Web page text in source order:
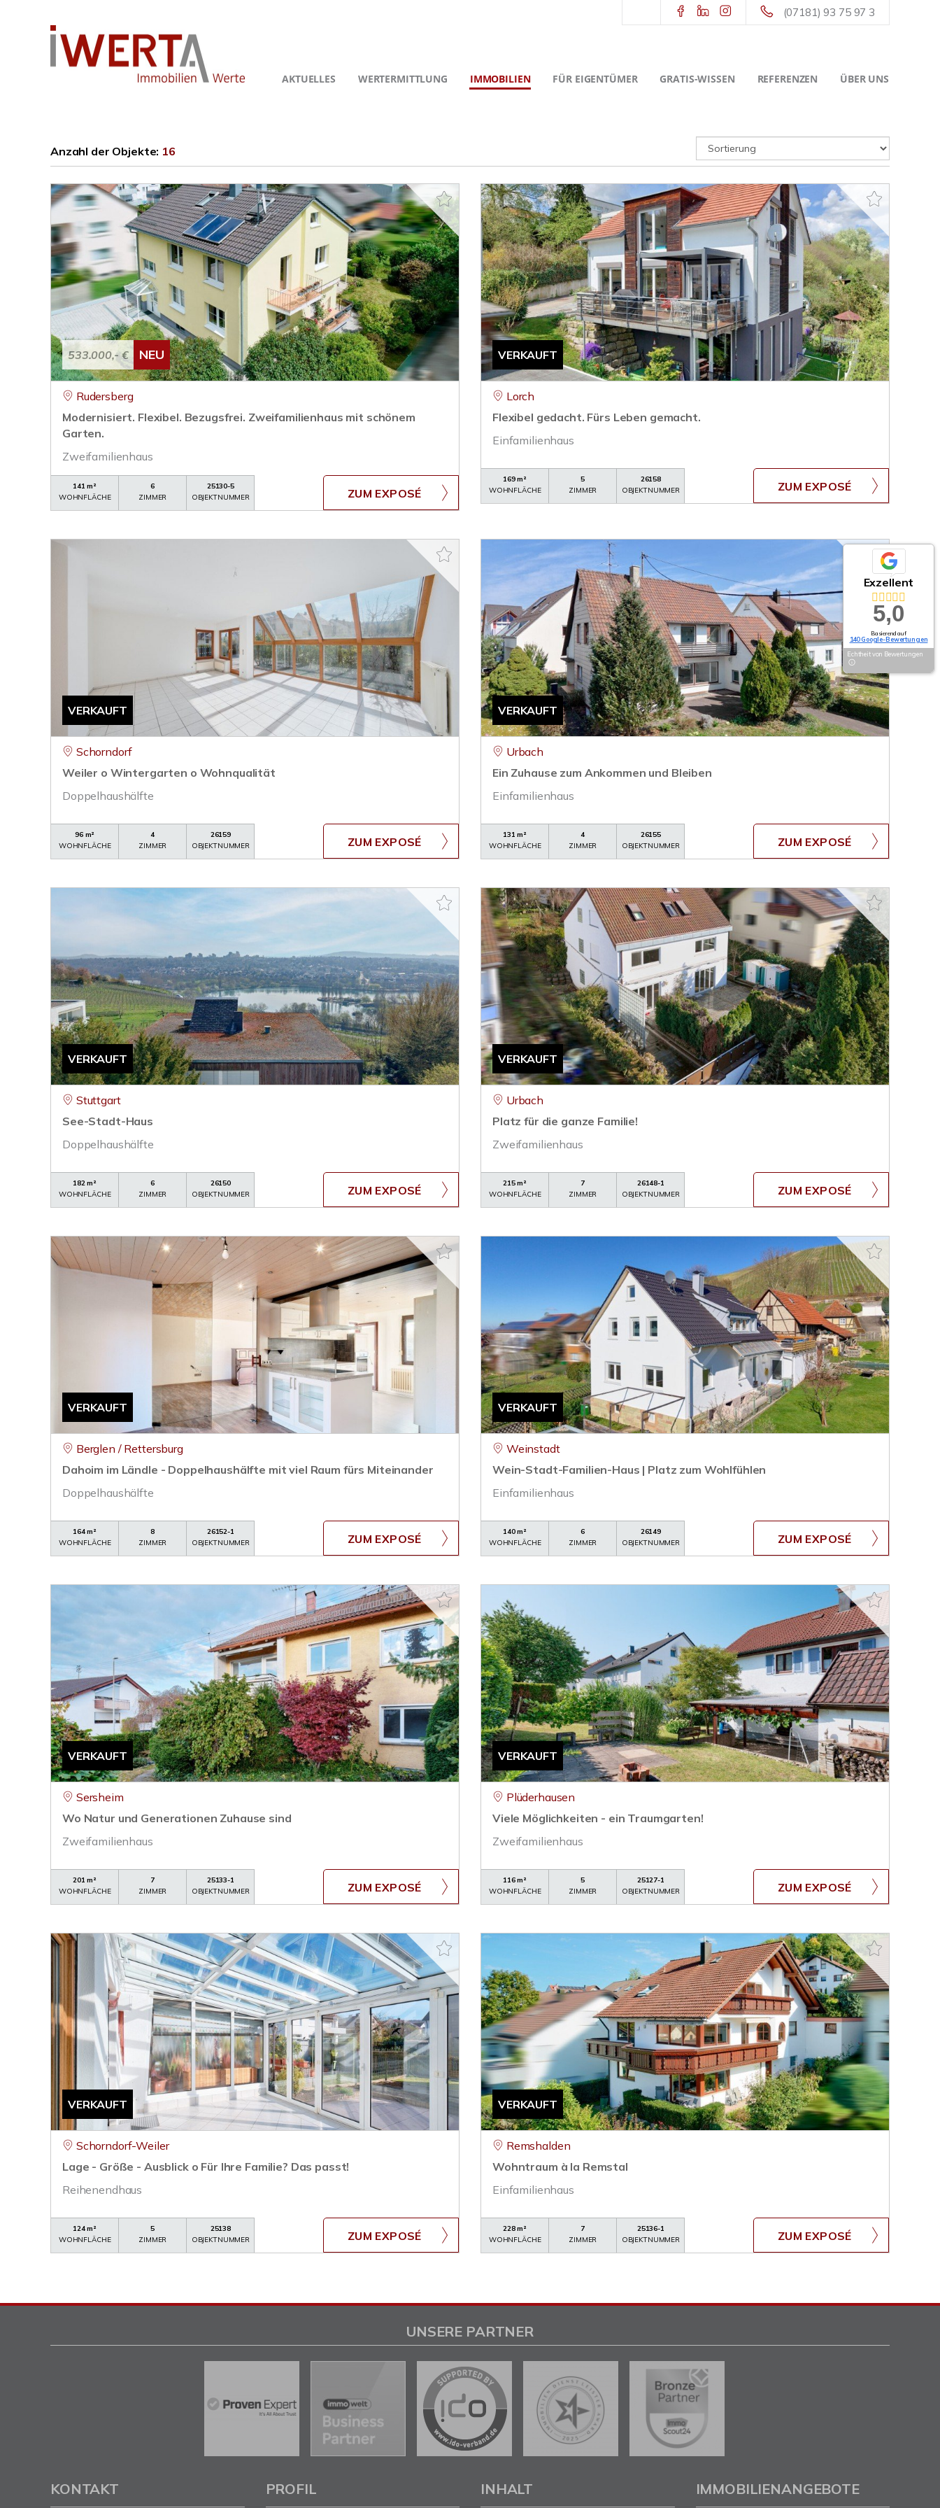
(07181) 93 75 97 3
AKTUELLES WERTERMITTLUNG IMMOBILIEN FÜR EIGENTÜMER GRATIS-WISSEN REFERENZEN ÜBER UNS
Anzahl der Objekte: 16
533.000,- € NEU
Rudersberg
Modernisiert. Flexibel. Bezugsfrei. Zweifamilienhaus mit schönem
Garten.
Zweifamilienhaus
141 m²
WOHNFLÄCHE
6
ZIMMER
25130-5
OBJEKTNUMMER
ZUM EXPOSÉ
VERKAUFT
Lorch
Flexibel gedacht. Fürs Leben gemacht.
Einfamilienhaus
169 m²
WOHNFLÄCHE
5
ZIMMER
26158
OBJEKTNUMMER
ZUM EXPOSÉ
VERKAUFT
Schorndorf
Weiler o Wintergarten o Wohnqualität
Doppelhaushälfte
96 m²
WOHNFLÄCHE
4
ZIMMER
26159
OBJEKTNUMMER
ZUM EXPOSÉ
VERKAUFT
Urbach
Ein Zuhause zum Ankommen und Bleiben
Einfamilienhaus
131 m²
WOHNFLÄCHE
4
ZIMMER
26155
OBJEKTNUMMER
ZUM EXPOSÉ
VERKAUFT
Stuttgart
See-Stadt-Haus
Doppelhaushälfte
182 m²
WOHNFLÄCHE
6
ZIMMER
26150
OBJEKTNUMMER
ZUM EXPOSÉ
VERKAUFT
Urbach
Platz für die ganze Familie!
Zweifamilienhaus
215 m²
WOHNFLÄCHE
7
ZIMMER
26148-1
OBJEKTNUMMER
ZUM EXPOSÉ
VERKAUFT
Berglen / Rettersburg
Dahoim im Ländle - Doppelhaushälfte mit viel Raum fürs Miteinander
Doppelhaushälfte
164 m²
WOHNFLÄCHE
8
ZIMMER
26152-1
OBJEKTNUMMER
ZUM EXPOSÉ
VERKAUFT
Weinstadt
Wein-Stadt-Familien-Haus | Platz zum Wohlfühlen
Einfamilienhaus
140 m²
WOHNFLÄCHE
6
ZIMMER
26149
OBJEKTNUMMER
ZUM EXPOSÉ
VERKAUFT
Sersheim
Wo Natur und Generationen Zuhause sind
Zweifamilienhaus
201 m²
WOHNFLÄCHE
7
ZIMMER
25133-1
OBJEKTNUMMER
ZUM EXPOSÉ
VERKAUFT
Plüderhausen
Viele Möglichkeiten - ein Traumgarten!
Zweifamilienhaus
116 m²
WOHNFLÄCHE
5
ZIMMER
25127-1
OBJEKTNUMMER
ZUM EXPOSÉ
VERKAUFT
Schorndorf-Weiler
Lage - Größe - Ausblick o Für Ihre Familie? Das passt!
Reihenendhaus
124 m²
WOHNFLÄCHE
5
ZIMMER
25138
OBJEKTNUMMER
ZUM EXPOSÉ
VERKAUFT
Remshalden
Wohntraum à la Remstal
Einfamilienhaus
228 m²
WOHNFLÄCHE
7
ZIMMER
25136-1
OBJEKTNUMMER
ZUM EXPOSÉ
Exzellent
5,0
Basierend auf
140 Google-Bewertungen
Echtheit von Bewertungen
UNSERE PARTNER
KONTAKT PROFIL INHALT IMMOBILIENANGEBOTE